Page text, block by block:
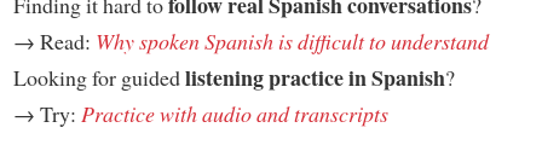
→ Read: Why spoken Spanish is difficult to understand
Looking for guidedlistening practice in Spanish?
→ Try: Practice with audio and transcripts